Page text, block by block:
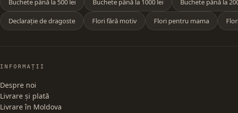
Buchete până la 500 lei Buchete până la 1000 lei Buchete până la
Declarație de dragoste Flori fără motiv Flori pentru mama
INFORMAȚII
Despre noi
Livrare și plată
Livrare în Moldova